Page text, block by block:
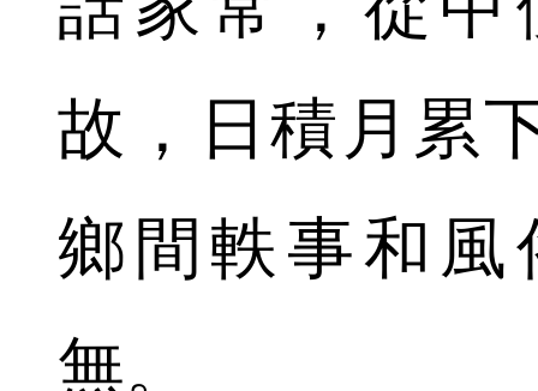
故，日積月累
鄉間軼事和
無。